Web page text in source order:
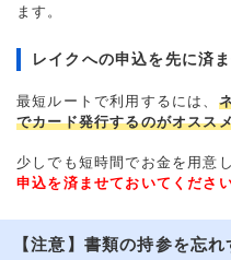
ます。
レイクへの申込を先に済
最短ルートで利用するには、
でカード発行するのがオスス
少しでも短時間でお金を用意
申込を済ませておいてください
【注意】書類の持参を忘れ